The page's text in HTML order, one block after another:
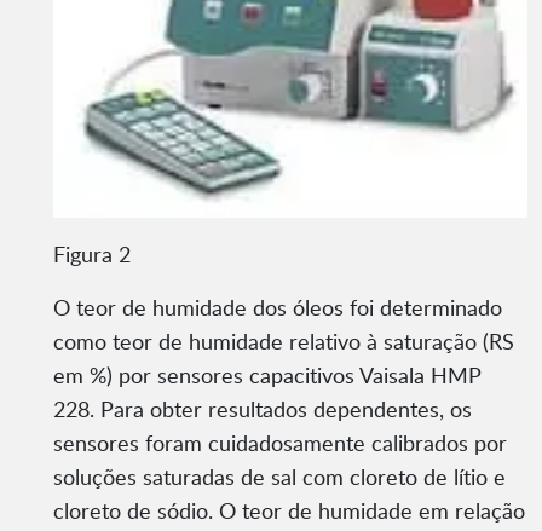
Figura 2
O teor de humidade dos óleos foi determinado
como teor de humidade relativo à saturação (RS
em %) por sensores capacitivos Vaisala HMP
228. Para obter resultados dependentes, os
sensores foram cuidadosamente calibrados por
soluções saturadas de sal com cloreto de lítio e
cloreto de sódio. O teor de humidade em relação